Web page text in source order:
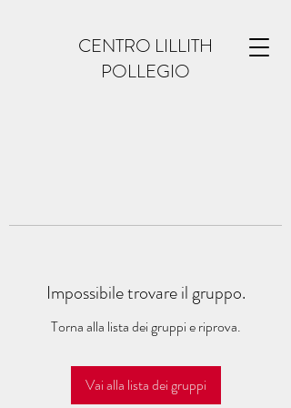
CENTRO LILLITH
POLLEGIO
Impossibile trovare il gruppo.
Torna alla lista dei gruppi e riprova.
Vai alla lista dei gruppi